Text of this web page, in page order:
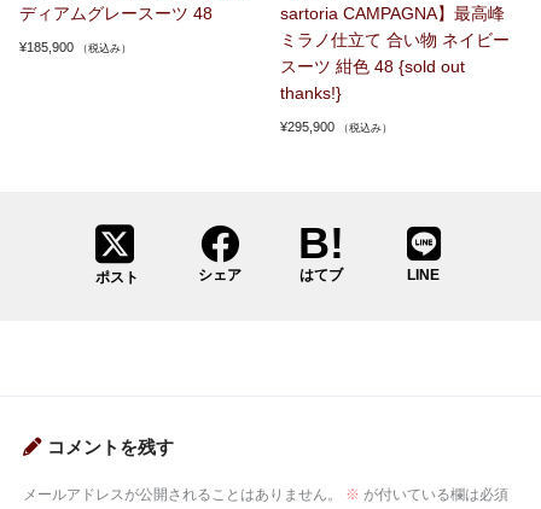
ディアムグレースーツ 48
¥185,900 （税込み）
sartoria CAMPAGNA】最高峰
ミラノ仕立て 合い物 ネイビー
スーツ 紺色 48 {sold out
thanks!}
¥295,900 （税込み）
ポスト シェア はてブ LINE
コメントを残す
メールアドレスが公開されることはありません。 ※ が付いている欄は必須